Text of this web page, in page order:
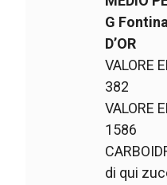
G
D’OR
VALORE
382
VALORE
1586
di qui